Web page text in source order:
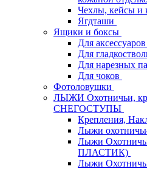
Чехлы, кейсы и
Ягдташи
Ящики и боксы
Для аксессуаров
Для
Для нарезных
Для чоков
Фотоловушки
ЛЫЖИ Охотничьи,
СНЕГОСТУПЫ
Крепления,
Лыжи
Лыжи
ПЛАСТИК)
Лыжи